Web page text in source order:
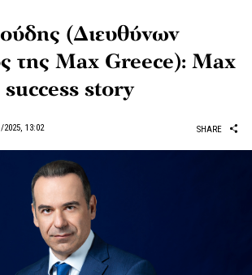
(Διευθύνων
της Max Greece): Max
story
2025, 13:02 SHARE